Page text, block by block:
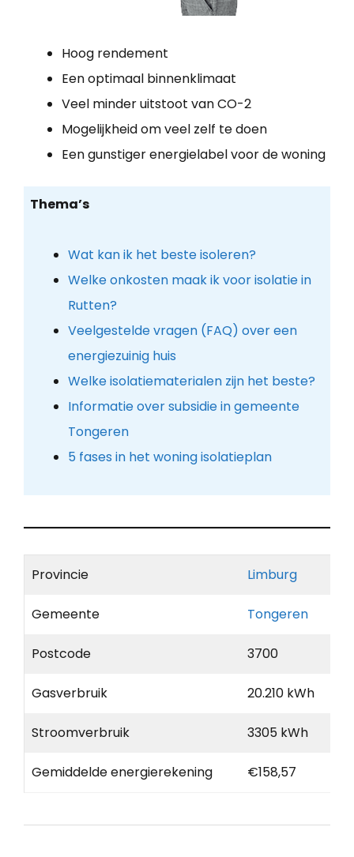
Hoog rendement
Een optimaal binnenklimaat
Veel minder uitstoot van CO-2
Mogelijkheid om veel zelf te doen
Een gunstiger energielabel voor de woning
Thema’s
Wat kan ik het beste isoleren?
Welke onkosten maak ik voor isolatie in
Rutten?
Veelgestelde vragen (FAQ) over een
energiezuinig huis
Welke isolatiematerialen zijn het beste?
Informatie over subsidie in gemeente
Tongeren
5 fases in het woning isolatieplan
Provincie Limburg
Gemeente Tongeren
Postcode 3700
Gasverbruik 20.210 kWh
Stroomverbruik 3305 kWh
Gemiddelde energierekening €158,57